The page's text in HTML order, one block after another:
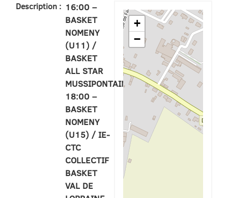
Description : 16:00 –
BASKET
NOMENY
(U11) /
BASKET
ALL STAR
MUSSIPONTAIN.1
18:00 –
BASKET
NOMENY
(U15) / IE-
CTC
COLLECTIF
BASKET
VAL DE
+
−